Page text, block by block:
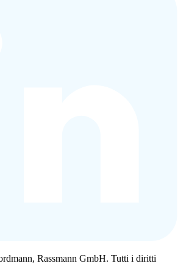
Rassmann GmbH. Tutti i diritti